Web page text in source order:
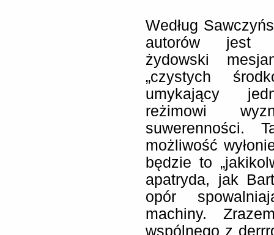
Według
autorów jest
żydowski
„czystych
umykający
reżimowi
suwerenności.
możliwość
będzie to
apatryda, jak
opór
machiny.
wspólnego z